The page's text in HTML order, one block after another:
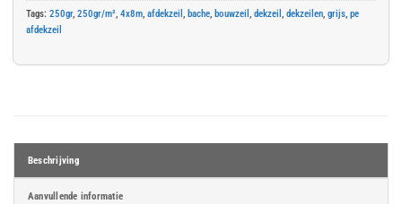
Tags: 250gr, 250gr/m², 4x8m, afdekzeil , bache, bouwzeil , dekzeil , dekzeilen, grijs, pe
afdekzeil
Beschrijving
Aanvullende informatie